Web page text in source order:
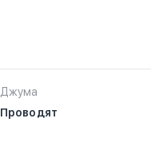
Джума
Проводят